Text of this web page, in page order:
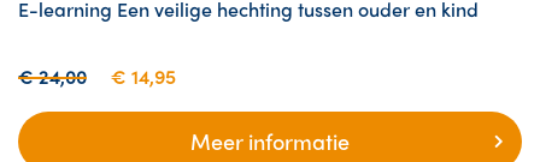
E-learning Een veilige hechting tussen ouder en kind
€ 24,00 € 14,95
Meer informatie